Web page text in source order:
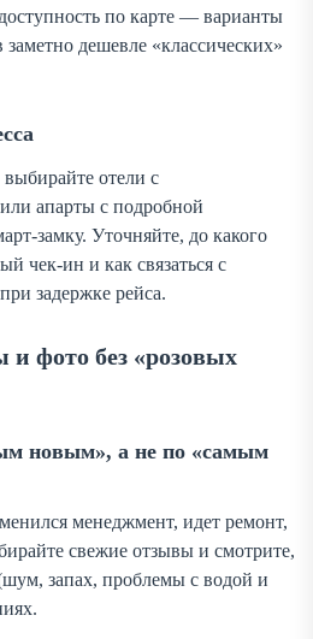
по карте — варианты
заметно дешевле «классических»
отели с
апарты с подробной
замку. Уточняйте, до какого
чек-ин и как связаться с
задержке рейса.
фото без «розовых
новым», а не по «самым
менеджмент, идет ремонт,
свежие отзывы и смотрите,
запах, проблемы с водой и